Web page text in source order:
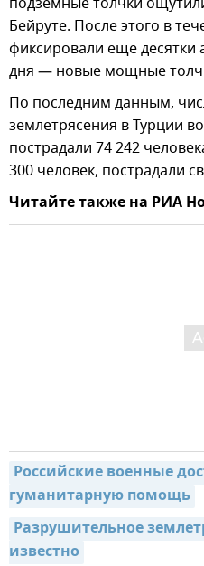
Бейруте. После этого в
фиксировали еще десятки
дня — новые мощные
По последним данным,
землетрясения в Турции
пострадали 74 242
300 человек, пострадали
Читайте также на РИА
Российские военные
гуманитарную помощь
Разрушительное
известно